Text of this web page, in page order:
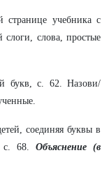
странице учебника с
слова, простые
букв, с. 62. Назови/
соединяя буквы в
с. 68. Объяснение (в